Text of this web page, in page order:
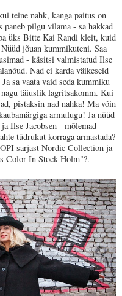
teine nahk, kanga paitus on
pilgu vilama - sa hakkad
üks Bitte Kai Randi kleit, kuid
Nüüd jõuan kummikuteni. Saa
- käsitsi valmistatud Ilse
Nad ei karda väikeseid
sa vaata vaid seda kummiku
täiuslik lagritsakomm. Kui
pistaksin nad nahka! Ma võin
armulugu! Ja nüüd
Ilse Jacobsen - mõlemad
tüdrukut korraga armastada?
sarjast Nordic Collection ja
Color In Stock-Holm"?.